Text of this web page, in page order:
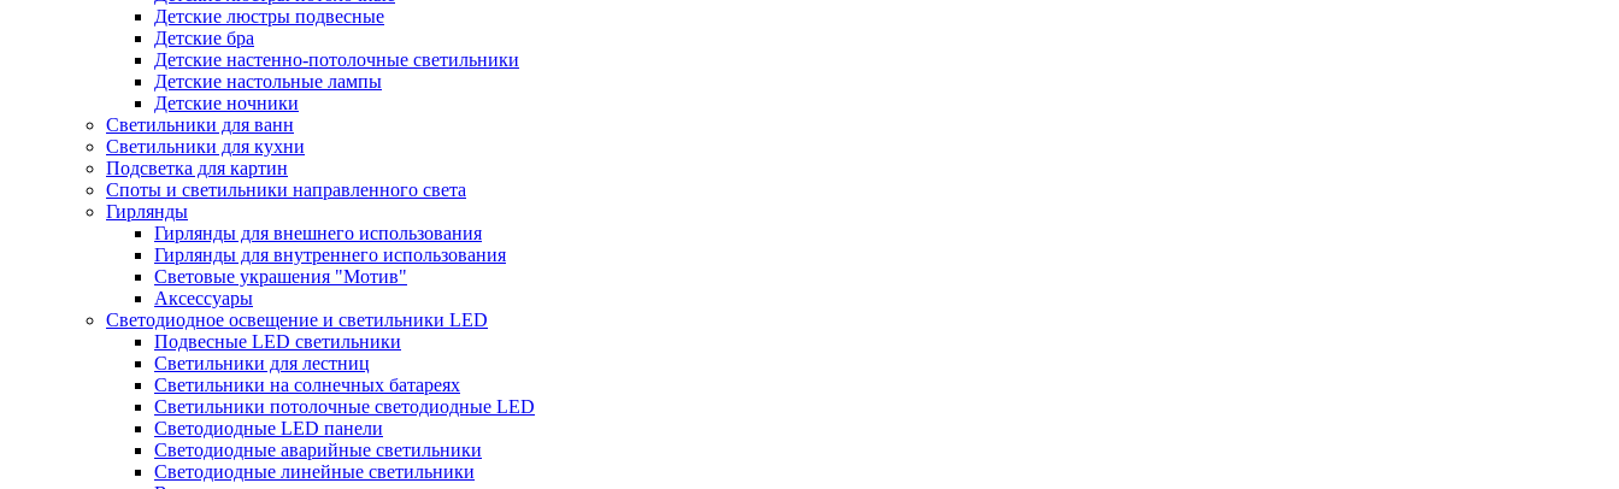
Детские люстры подвесные
Детские бра
Детские настенно-потолочные светильники
Детские настольные лампы
Детские ночники
Светильники для ванн
Светильники для кухни
Подсветка для картин
Споты и светильники направленного света
Гирлянды
Гирлянды для внешнего использования
Гирлянды для внутреннего использования
Световые украшения "Мотив"
Аксессуары
Светодиодное освещение и светильники LED
Подвесные LED светильники
Светильники для лестниц
Светильники на солнечных батареях
Светильники потолочные светодиодные LED
Светодиодные LED панели
Светодиодные аварийные светильники
Светодиодные линейные светильники